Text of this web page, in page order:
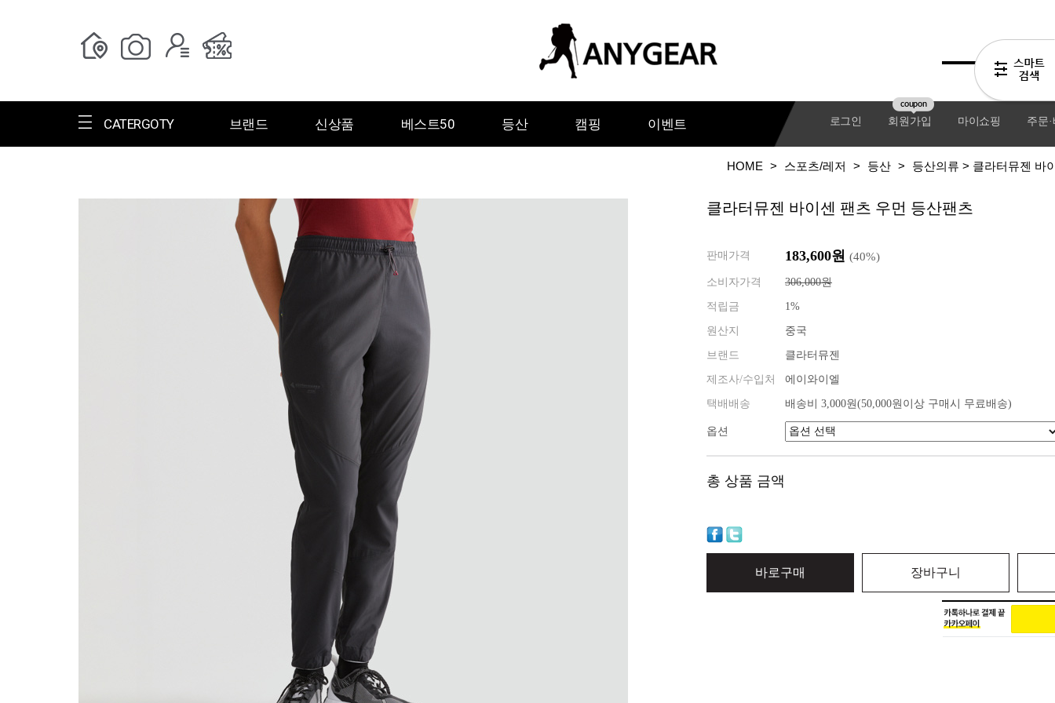
CATERGOTY 브랜드 신상품 베스트50 등산 캠핑 이벤트 로그인 회원가입
coupon
마이쇼핑 주문
ㅊ
그레이웨일디자인 기어팩
HOME > 스포츠/레저 > 등산 > 등산의류 > 클라터뮤젠 바
클라터뮤젠 바이센 팬츠 우먼 등산팬츠
판매가격 183,600원 (40%)
소비자가격 306,000원
적립금 1%
원산지 중국
브랜드 클라터뮤젠
제조사/수입처 에이와이엘
택배배송 배송비 3,000원(50,000원이상 구매시 무료배송)
옵션
총 상품 금액
바로구매 장바구니